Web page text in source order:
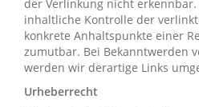
der Verlinkung nicht
inhaltliche Kontrolle der
konkrete Anhaltspunkte einer
zumutbar. Bei Bekanntwerden
werden wir derartige Links
Urheberrecht